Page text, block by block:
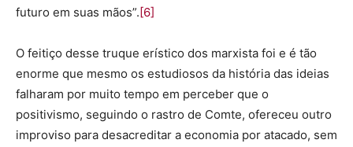
futuro em suas mãos”.[6]
O feitiço desse truque erístico dos marxista foi e é tão
enorme que mesmo os estudiosos da história das ideias
falharam por muito tempo em perceber que o
positivismo, seguindo o rastro de Comte, ofereceu outro
improviso para desacreditar a economia por atacado, sem